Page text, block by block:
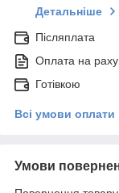
Детальніше
Післяплата
Оплата на
Готівкою
Всі умови оплати
Умови